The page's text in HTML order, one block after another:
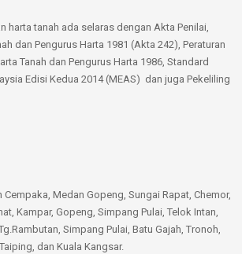
harta tanah ada selaras dengan Akta Penilai,
dan Pengurus Harta 1981 (Akta 242), Peraturan
Tanah dan Pengurus Harta 1986, Standard
Edisi Kedua 2014 (MEAS) dan juga Pekeliling
Cempaka, Medan Gopeng, Sungai Rapat, Chemor,
Kampar, Gopeng, Simpang Pulai, Telok Intan,
Simpang Pulai, Batu Gajah, Tronoh,
dan Kuala Kangsar.